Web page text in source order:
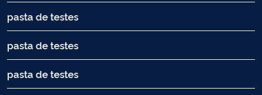
pasta de testes
pasta de testes
pasta de testes